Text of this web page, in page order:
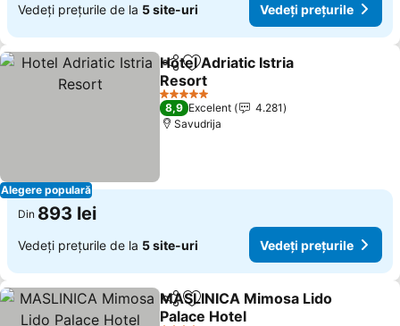
Vedeți prețurile de la 5 site-uri Vedeți prețurile
Alegere populară
DistribuițiAdăugaţi la favorite
Hotel Adriatic Istria
Resort
5 Stele
8,9 Excelent
4.281
Savudrija
Din 893 lei
Vedeți prețurile de la 5 site-uri Vedeți prețurile
DistribuițiAdăugaţi la favorite
MASLINICA Mimosa Lido
Palace Hotel